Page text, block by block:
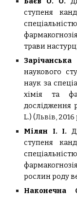
ступеня
трави
наукового
наук за
хімія та
дослідження
L.) (Львів, 2016
Мілян І. І.
ступеня
рослин роду